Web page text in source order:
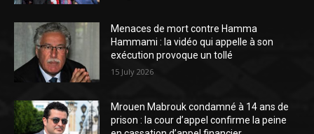
Menaces de mort contre Hamma
Hammami : la vidéo qui appelle à son
exécution provoque un tollé
15 July 2026
Mrouen Mabrouk condamné à 14 ans de
prison : la cour d’appel confirme la peine